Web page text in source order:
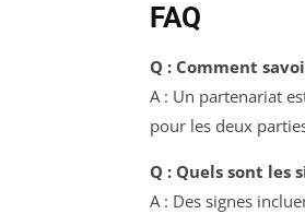
FAQ
Q : Comment
A : Un partenariat
pour les deux
Q : Quels sont les
A : Des signes